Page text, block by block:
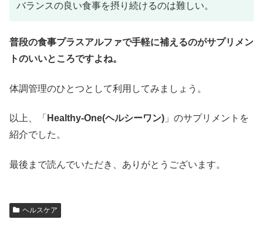
バランスの良い食事を摂り続けるのは難しい。
普段の食事プラスアルファで手軽に補えるのがサプリメン
トのいいところですよね。
体調管理のひとつとして利用してみましょう。
以上、「 Healthy-One(ヘルシーワン) 」のサプリメントを
紹介でした。
最後まで読んでいただき、ありがとうございます。
ヘルスケア